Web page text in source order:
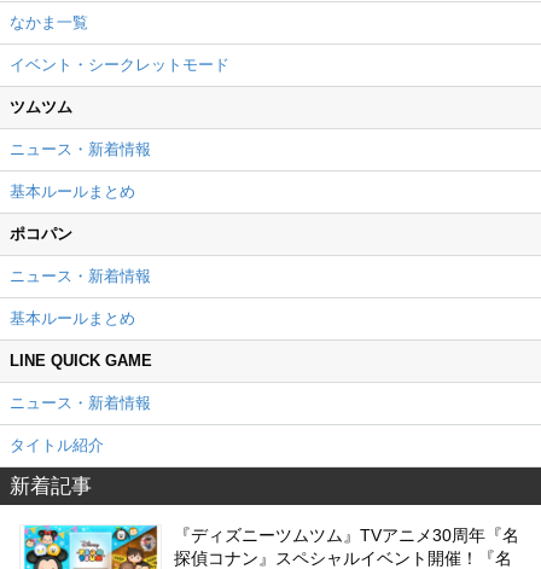
なかま一覧
イベント・シークレットモード
ツムツム
ニュース・新着情報
基本ルールまとめ
ポコパン
ニュース・新着情報
基本ルールまとめ
LINE QUICK GAME
ニュース・新着情報
タイトル紹介
新着記事
『ディズニーツムツム』TVアニメ30周年『名
探偵コナン』スペシャルイベント開催！『名